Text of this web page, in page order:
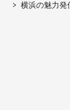
横浜の魅力発